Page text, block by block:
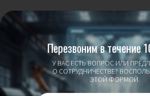
У ВАС ЕСТЬ ВОПРОС ИЛИ
О СОТРУДНИЧЕСТВЕ?
ЭТОЙ ФОРМОЙ.
Перезвоним в течение